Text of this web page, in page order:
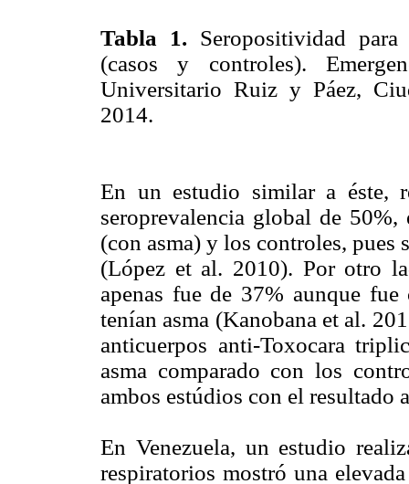
Tabla 1. Seropositividad
(casos y controles).
Universitario Ruiz y Páez,
2014.
En un estudio similar a éste,
seroprevalencia global de
(con asma) y los controles,
(López et al. 2010). Por otro
apenas fue de 37% aunque
tenían asma (Kanobana et al.
anticuerpos anti-Toxocara
asma comparado con los
ambos estúdios con el resultado
En Venezuela, un estudio
respiratorios mostró una